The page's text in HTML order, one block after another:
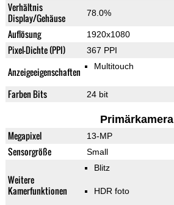
Verhältnis
Display/Gehäuse
78.0%
Auflösung 1920x1080
Pixel-Dichte (PPI) 367 PPI
Anzeigeeigenschaften Multitouch
Farben Bits 24 bit
Primärkamera
Megapixel 13-MP
Sensorgröße Small
Weitere
Kamerfunktionen
Blitz
HDR foto